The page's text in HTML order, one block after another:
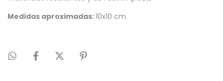
Medidas aproximadas:10x10 cm